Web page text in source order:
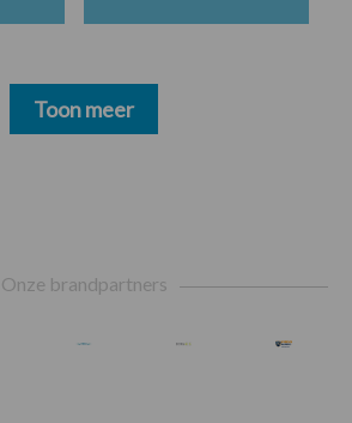
Toon meer
Onze brandpartners